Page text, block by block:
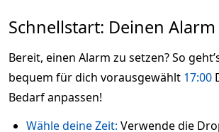
Schnellstart: Deinen
Bereit, einen Alarm zu setzen? So
bequem für dich vorausgewählt 17:00
Bedarf anpassen!
Wähle deine Zeit: Verwende die